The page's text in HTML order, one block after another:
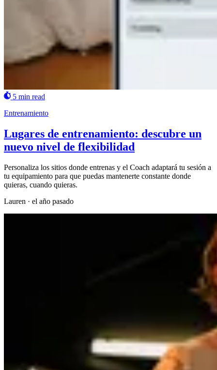
5 min read
Entrenamiento
Lugares de entrenamiento: descubre un
nuevo nivel de flexibilidad
Personaliza los sitios donde entrenas y el Coach adaptará tu sesión a
tu equipamiento para que puedas mantenerte constante donde
quieras, cuando quieras.
Lauren · el año pasado